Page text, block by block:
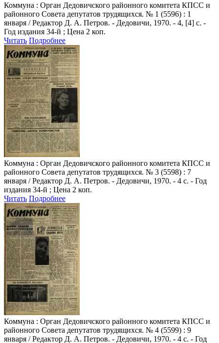
Коммуна : Орган Дедовичского районного комитета КПСС и
районного Совета депутатов трудящихся. № 1 (5596) : 1
января / Редактор Д. А. Петров. - Дедовичи, 1970. - 4, [4] с. -
Год издания 34-й ; Цена 2 коп.
Читать Подробнее
Коммуна : Орган Дедовичского районного комитета КПСС и
районного Совета депутатов трудящихся. № 3 (5598) : 7
января / Редактор Д. А. Петров. - Дедовичи, 1970. - 4 с. - Год
издания 34-й ; Цена 2 коп.
Читать Подробнее
Коммуна : Орган Дедовичского районного комитета КПСС и
районного Совета депутатов трудящихся. № 4 (5599) : 9
января / Редактор Д. А. Петров. - Дедовичи, 1970. - 4 с. - Год